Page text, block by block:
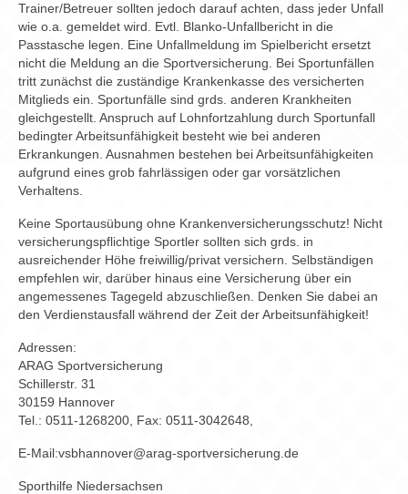
Trainer/Betreuer sollten jedoch darauf achten, dass jeder Unfall
wie o.a. gemeldet wird. Evtl. Blanko-Unfallbericht in die
Passtasche legen. Eine Unfallmeldung im Spielbericht ersetzt
nicht die Meldung an die Sportversicherung. Bei Sportunfällen
tritt zunächst die zuständige Krankenkasse des versicherten
Mitglieds ein. Sportunfälle sind grds. anderen Krankheiten
gleichgestellt. Anspruch auf Lohnfortzahlung durch Sportunfall
bedingter Arbeitsunfähigkeit besteht wie bei anderen
Erkrankungen. Ausnahmen bestehen bei Arbeitsunfähigkeiten
aufgrund eines grob fahrlässigen oder gar vorsätzlichen
Verhaltens.
Keine Sportausübung ohne Krankenversicherungsschutz! Nicht
versicherungspflichtige Sportler sollten sich grds. in
ausreichender Höhe freiwillig/privat versichern. Selbständigen
empfehlen wir, darüber hinaus eine Versicherung über ein
angemessenes Tagegeld abzuschließen. Denken Sie dabei an
den Verdienstausfall während der Zeit der Arbeitsunfähigkeit!
Adressen:
ARAG Sportversicherung
Schillerstr. 31
30159 Hannover
Tel.: 0511-1268200, Fax: 0511-3042648,
E-Mail:vsbhannover@arag-sportversicherung.de
Sporthilfe Niedersachsen